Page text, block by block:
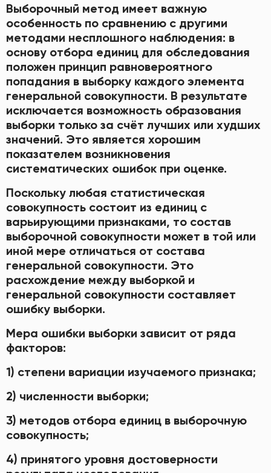
Выборочный метод имеет важную
особенность по сравнению с другими
методами несплошного наблюдения: в
основу отбора единиц для обследования
положен принцип равновероятного
попадания в выборку каждого элемента
генеральной совокупности. В результате
исключается возможность образования
выборки только за счёт лучших или худших
значений. Это является хорошим
показателем возникновения
систематических ошибок при оценке.
Поскольку любая статистическая
совокупность состоит из единиц с
варьирующими признаками, то состав
выборочной совокупности может в той или
иной мере отличаться от состава
генеральной совокупности. Это
расхождение между выборкой и
генеральной совокупности составляет
ошибку выборки.
Мера ошибки выборки зависит от ряда
факторов:
1) степени вариации изучаемого признака;
2) численности выборки;
3) методов отбора единиц в выборочную
совокупность;
4) принятого уровня достоверности